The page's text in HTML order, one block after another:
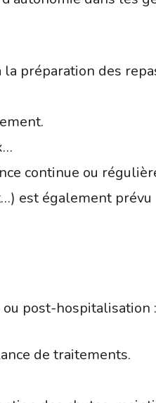
préparation des
continue ou
est également
post-hospitalisation :
de traitements.